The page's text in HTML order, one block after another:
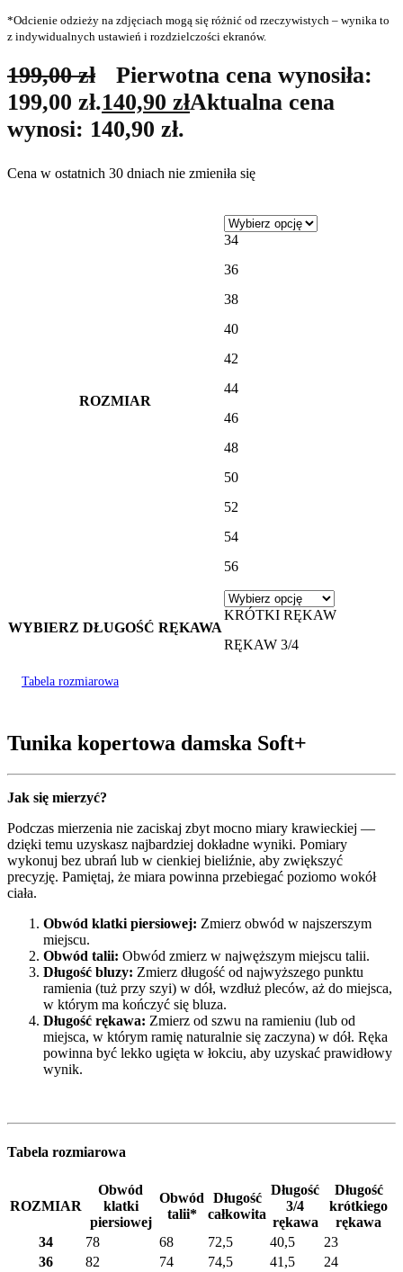
*Odcienie odzieży na zdjęciach mogą się różnić od rzeczywistych – wynika to
z indywidualnych ustawień i rozdzielczości ekranów.
199,00zł
Pierwotna cena wynosiła:
199,00 zł.140,90 złAktualna cena
wynosi: 140,90 zł.
Cena w ostatnich 30 dniach nie zmieniła się
ROZMIAR
34
36
38
40
42
44
46
48
50
52
54
56
WYBIERZ DŁUGOŚĆ RĘKAWA
KRÓTKI RĘKAW
RĘKAW 3/4
Tabela rozmiarowa
Tunika kopertowa damska Soft+
Jak się mierzyć?
Podczas mierzenia nie zaciskaj zbyt mocno miary krawieckiej —
dzięki temu uzyskasz najbardziej dokładne wyniki. Pomiary
wykonuj bez ubrań lub w cienkiej bieliźnie, aby zwiększyć
precyzję. Pamiętaj, że miara powinna przebiegać poziomo wokół
ciała.
Obwód klatki piersiowej: Zmierz obwód w najszerszym
miejscu.
Obwód talii: Obwód zmierz w najwęższym miejscu talii.
Długość bluzy: Zmierz długość od najwyższego punktu
ramienia (tuż przy szyi) w dół, wzdłuż pleców, aż do miejsca,
w którym ma kończyć się bluza.
Długość rękawa: Zmierz od szwu na ramieniu (lub od
miejsca, w którym ramię naturalnie się zaczyna) w dół. Ręka
powinna być lekko ugięta w łokciu, aby uzyskać prawidłowy
wynik.
Tabela rozmiarowa
ROZMIAR
Obwód
klatki
piersiowej
Obwód
talii*
Długość
całkowita
Długość
3/4
rękawa
Długość
krótkiego
rękawa
34
78 68 72,5 40,5
23
36
82 74 74,5 41,5
24